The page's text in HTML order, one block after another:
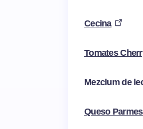
Cecina
Tomates
Mezclum de
Queso